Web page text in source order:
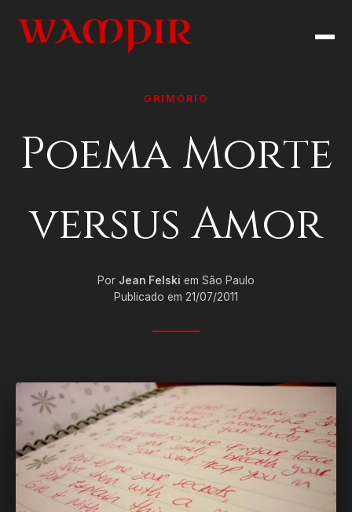
GRIMÓRIO
Poema Morte
versus Amor
Por Jean Felski em São Paulo
Publicado em 21/07/2011